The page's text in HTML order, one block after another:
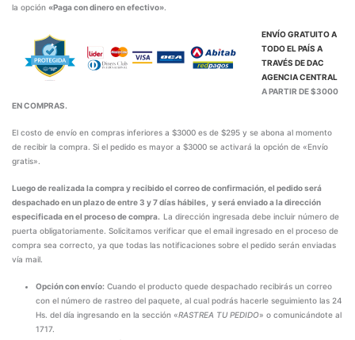
la opción «Paga con dinero en efectivo».
ENVÍO GRATUITO A
TODO EL PAÍS A
TRAVÉS DEDAC
AGENCIA CENTRAL
A PARTIR DE $3000
EN COMPRAS.
El costo de envío en compras inferiores a $3000 es de $295 y se abona al momento
de recibir la compra. Si el pedido es mayor a $3000 se activará la opción de «Envío
gratis».
Luego de realizada la compra y recibido el correo de confirmación, el pedido será
despachado en un plazo de entre 3 y 7 días hábiles, y será enviado a la dirección
especificada en el proceso de compra. La dirección ingresada debe incluir número de
puerta obligatoriamente. Solicitamos verificar que el email ingresado en el proceso de
compra sea correcto, ya que todas las notificaciones sobre el pedido serán enviadas
vía mail.
Opción con envío: Cuando el producto quede despachado recibirás un correo
con el número de rastreo del paquete, al cual podrás hacerle seguimiento las 24
Hs. del día ingresando en la sección «RASTREA TU PEDIDO» o comunicándote al
1717.